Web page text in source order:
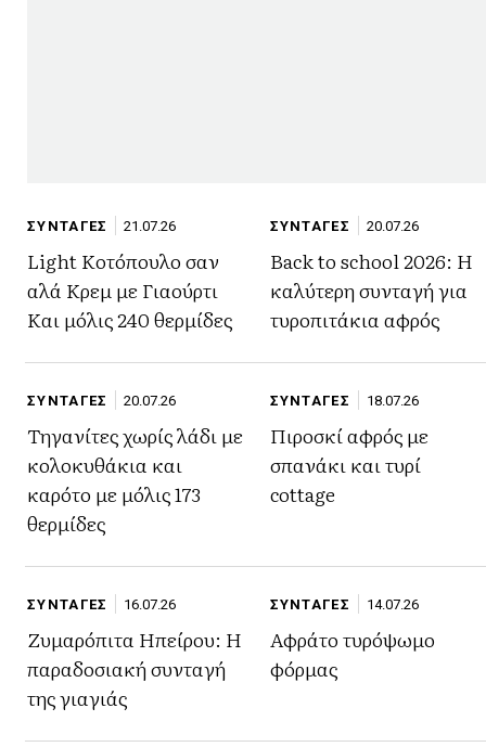
ΣΥΝΤΑΓΕΣ 21.07.26
Light Κοτόπουλο σαν
αλά Κρεμ με Γιαούρτι
Και μόλις 240 θερμίδες
ΣΥΝΤΑΓΕΣ 20.07.26
Back to school 2026: Η
καλύτερη συνταγή για
τυροπιτάκια αφρός
ΣΥΝΤΑΓΕΣ 20.07.26
Τηγανίτες χωρίς λάδι με
κολοκυθάκια και
καρότο με μόλις 173
θερμίδες
ΣΥΝΤΑΓΕΣ 18.07.26
Πιροσκί αφρός με
σπανάκι και τυρί
cottage
ΣΥΝΤΑΓΕΣ 16.07.26
Ζυμαρόπιτα Ηπείρου: Η
παραδοσιακή συνταγή
της γιαγιάς
ΣΥΝΤΑΓΕΣ 14.07.26
Αφράτο τυρόψωμο
φόρμας